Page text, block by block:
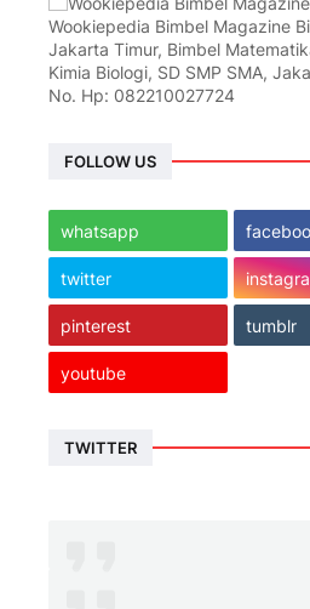
Wookiepedia Bimbel Magazine
Jakarta Timur, Bimbel
Kimia Biologi, SD SMP SMA,
No. Hp: 082210027724
FOLLOW US
whatsapp
twitter
pinterest tumblr
youtube
TWITTER